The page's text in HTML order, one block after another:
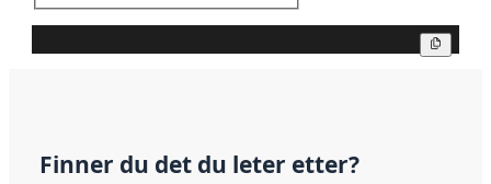
Finner du det du leter etter?